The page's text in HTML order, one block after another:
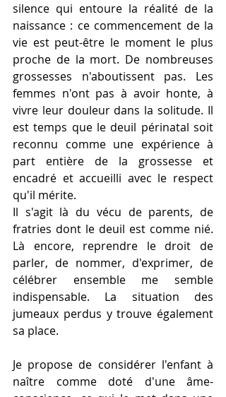
silence qui entoure la réalité de la
naissance : ce commencement de la
vie est peut-être le moment le plus
proche de la mort. De nombreuses
grossesses n'aboutissent pas. Les
femmes n'ont pas à avoir honte, à
vivre leur douleur dans la solitude. Il
est temps que le deuil périnatal soit
reconnu comme une expérience à
part entière de la grossesse et
encadré et accueilli avec le respect
qu'il mérite.
Il s'agit là du vécu de parents, de
fratries dont le deuil est comme nié.
Là encore, reprendre le droit de
parler, de nommer, d'exprimer, de
célébrer ensemble me semble
indispensable. La situation des
jumeaux perdus y trouve également
sa place.
Je propose de considérer l'enfant à
naître comme doté d'une âme-